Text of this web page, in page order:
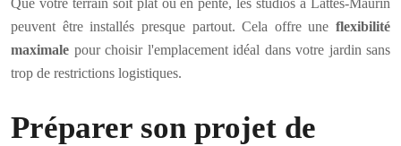
peuvent être installés presque partout. Cela offre une flexibilité
maximale pour choisir l'emplacement idéal dans votre jardin sans
trop de restrictions logistiques.
Préparer son projet de